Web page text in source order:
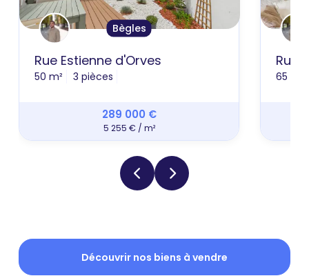
Bègles
Rue Estienne d'Orves
50 m² 3 pièces
289 000 €
5 255 € / m²
Rue
65 m²
Découvrir nos biens à vendre